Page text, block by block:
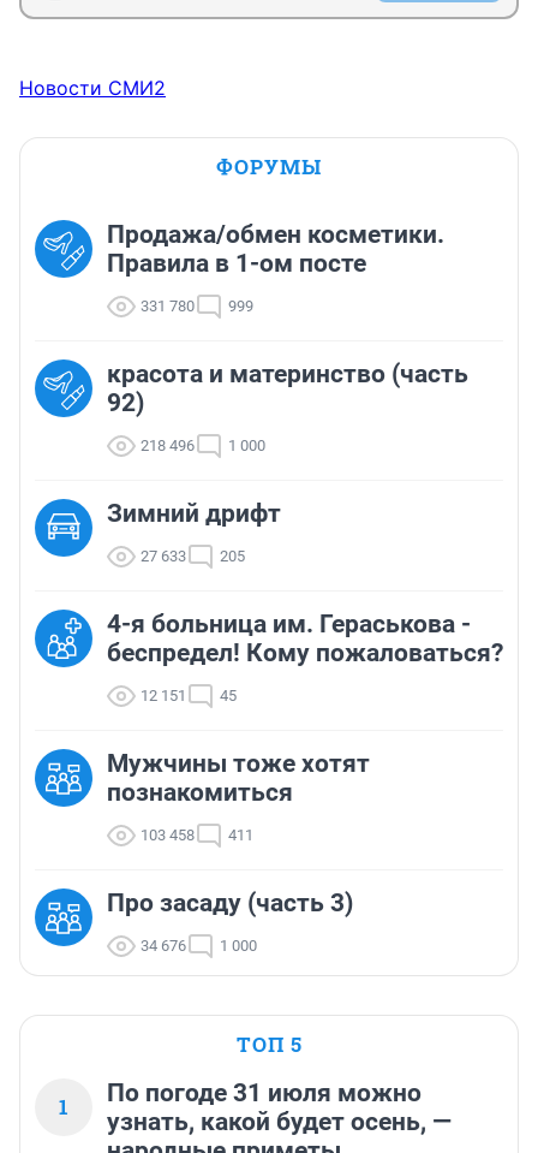
Новости СМИ2
ФОРУМЫ
Продажа/обмен косметики.
Правила в 1-ом посте
331 780 999
красота и материнство (часть
92)
218 496 1 000
Зимний дрифт
27 633 205
4-я больница им. Гераськова -
беспредел! Кому пожаловаться?
12 151 45
Мужчины тоже хотят
познакомиться
103 458 411
Про засаду (часть 3)
34 676 1 000
ТОП 5
1
По погоде 31 июля можно
узнать, какой будет осень, —